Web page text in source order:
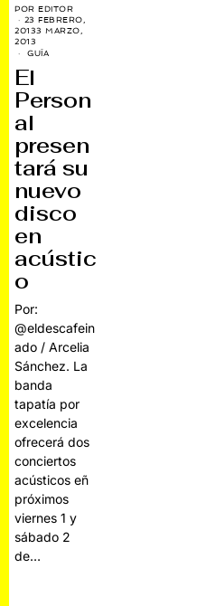
POREDITOR
23 FEBRERO,
20133 MARZO,
2013
GUÍA
El
Person
al
presen
tará su
nuevo
disco
en
acústic
o
Por:
@eldescafein
ado / Arcelia
Sánchez. La
banda
tapatía por
excelencia
ofrecerá dos
conciertos
acústicos eñ
próximos
viernes 1 y
sábado 2
de…